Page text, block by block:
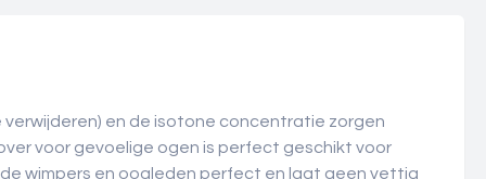
en de isotone concentratie zorgen
voor gevoelige ogen is perfect geschikt voor
wimpers en oogleden perfect en laat geen vettig